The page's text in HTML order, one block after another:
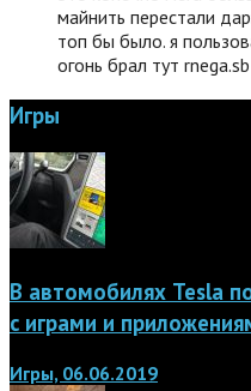
майнить перестали
топ бы было. я
огонь брал тут
Игры
В автомобилях Tesla
с играми и
Игры, 06.06.2019